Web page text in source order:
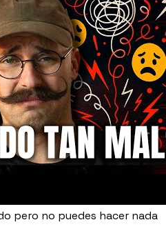
pero no puedes hacer nada